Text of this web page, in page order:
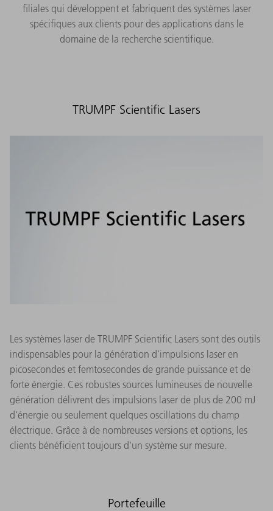
filiales qui développent et fabriquent des systèmes laser
spécifiques aux clients pour des applications dans le
domaine de la recherche scientifique.
TRUMPF Scientific Lasers
Les systèmes laser de TRUMPF Scientific Lasers sont des outils
indispensables pour la génération d'impulsions laser en
picosecondes et femtosecondes de grande puissance et de
forte énergie. Ces robustes sources lumineuses de nouvelle
génération délivrent des impulsions laser de plus de 200 mJ
d'énergie ou seulement quelques oscillations du champ
électrique. Grâce à de nombreuses versions et options, les
clients bénéficient toujours d'un système sur mesure.
Portefeuille